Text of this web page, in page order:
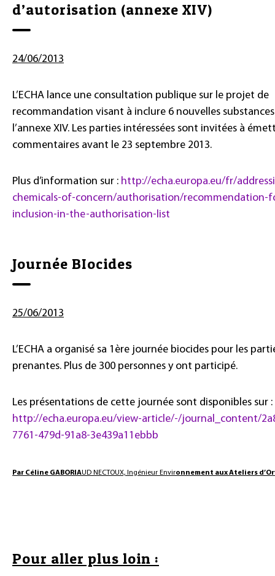
d’autorisation (annexe XIV)
24/06/2013
L’ECHA lance une consultation publique sur le projet de
recommandation visant à inclure 6 nouvelles
l’annexe XIV. Les parties intéressées sont invitées à
commentaires avant le 23 septembre 2013.
Plus d’information sur : http://echa.europa.eu/fr/
chemicals-of-concern/authorisation/recommendation-
inclusion-in-the-authorisation-list
Journée BIocides
25/06/2013
L’ECHA a organisé sa 1ère journée biocides pour les
prenantes. Plus de 300 personnes y ont participé.
Les présentations de cette journée sont disponibles sur :
http://echa.europa.eu/view-article/-/journal_content/
7761-479d-91a8-3e439a11ebbb
Par Céline GABORIAUD NECTOUX, Ingénieur Environnement aux Ateliers
Pour aller plus loin :